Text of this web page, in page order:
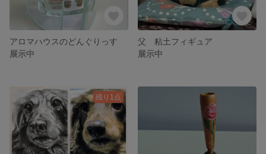
アロマハウスのどんぐりっす
展示中
父 粘土フィギュア
展示中
残り1点